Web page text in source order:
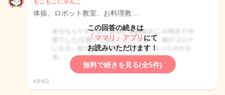
もこもこにゃんこ
体操、ロボット教室、お料理教…
この回答の続きは
「ママリ」アプリ にて
お読みいただけます！
無料で続きを見る(全5件)
4月9日